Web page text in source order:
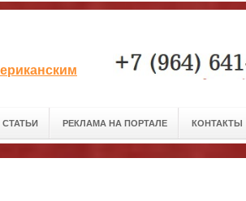
СТАТЬИ РЕКЛАМА НА ПОРТАЛЕ КОНТАКТЫ